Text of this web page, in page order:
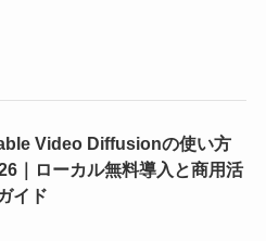
Video Diffusionの使い方
｜ローカル無料導入と商用活
イド